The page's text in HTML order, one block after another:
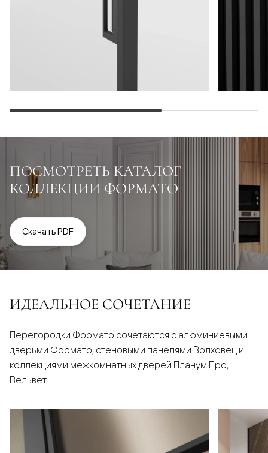
ПОСМОТРЕТЬ КАТАЛОГ
КОЛЛЕКЦИИ ФОРМАТО
Скачать PDF
ИДЕАЛЬНОЕ СОЧЕТАНИЕ
Перегородки Формато сочетаются с алюминиевыми
дверьми Формато, стеновыми панелями Волховец и
коллекциями межкомнатных дверей Планум Про,
Вельвет.